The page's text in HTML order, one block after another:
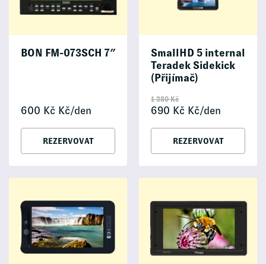
BON FM-073SCH 7″
600 Kč Kč/den
REZERVOVAT
SmallHD 5 internal
Teradek Sidekick
(Přijímač)
1 380 Kč
690 Kč Kč/den
REZERVOVAT